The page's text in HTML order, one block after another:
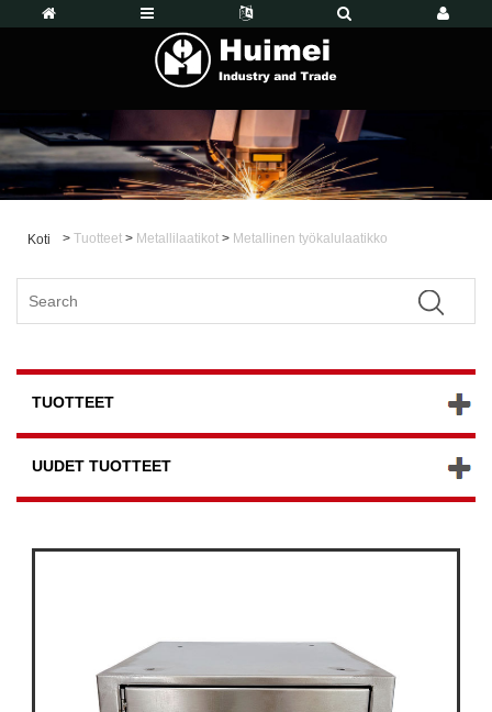
Koti > Tuotteet > Metallilaatikot > Metallinen työkalulaatikko
TUOTTEET
UUDET TUOTTEET